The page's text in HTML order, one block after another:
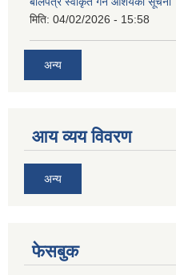
मिति: 04/02/2026 - 15:58
अन्य
आय व्यय विवरण
अन्य
फेसबुक